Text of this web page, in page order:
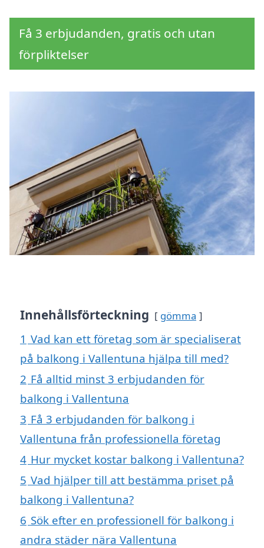
Få 3 erbjudanden, gratis och utan
förpliktelser
Innehållsförteckning gömma
1 Vad kan ett företag som är specialiserat
på balkong i Vallentuna hjälpa till med?
2 Få alltid minst 3 erbjudanden för
balkong i Vallentuna
3 Få 3 erbjudanden för balkong i
Vallentuna från professionella företag
4 Hur mycket kostar balkong i Vallentuna?
5 Vad hjälper till att bestämma priset på
balkong i Vallentuna?
6 Sök efter en professionell för balkong i
andra städer nära Vallentuna